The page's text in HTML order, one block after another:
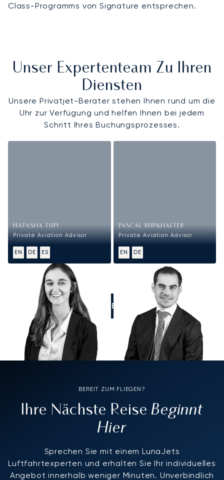
Class-Programms von Signature entsprechen.
Unser Expertenteam Zu Ihren
Diensten
Unsere Privatjet-Berater stehen Ihnen rund um die
Uhr zur Verfügung und helfen Ihnen bei jedem
Schritt Ihres Buchungsprozesses.
NATASHA TUPI
Private Aviation Advisor
EN DE ES
PASCAL BURKHALTER
Private Aviation Advisor
EN DE
RUFEN SIE UNS AN
BEREIT ZUM FLIEGEN?
Ihre Nächste ReiseBeginnt
Hier
Sprechen Sie mit einem LunaJets
Luftfahrtexperten und erhalten Sie Ihr individuelles
Angebot innerhalb weniger Minuten. Unverbindlich